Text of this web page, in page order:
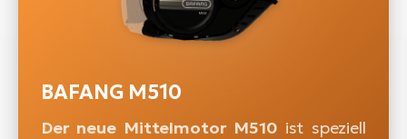
BAFANG M510
Der neue Mittelmotor M510ist speziell